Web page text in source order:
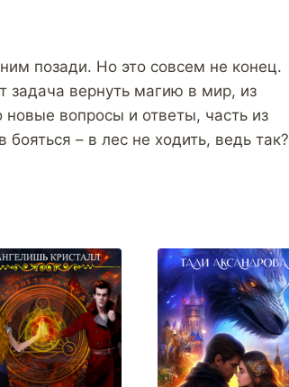
позади. Но это совсем не конец.
вернуть магию в мир, из
вопросы и ответы, часть из
– в лес не ходить, ведь так?